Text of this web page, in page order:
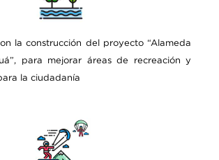
la construcción del proyecto “Alameda
para mejorar áreas de recreación y
la ciudadanía